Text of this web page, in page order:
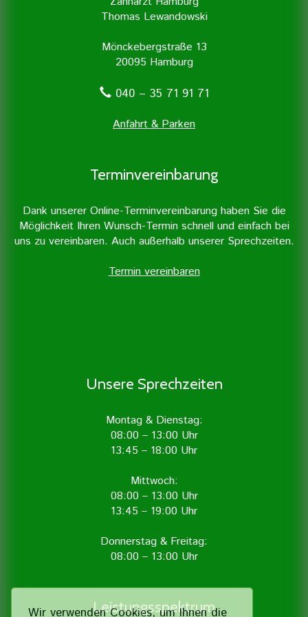
Wir verwenden Cookies, um Ihnen die
Thomas Lewandowski
Mönckebergstraße 13
20095 Hamburg
040 – 35 71 91 71
Anfahrt & Parken
Terminvereinbarung
Dank unserer Online-Terminvereinbarung haben Sie die
Möglichkeit Ihren Wunsch-Termin schnell und einfach bei
uns zu vereinbaren. Auch außerhalb unserer Sprechzeiten.
Termin vereinbaren
Unsere Sprechzeiten
Montag & Dienstag:
08:00 – 13:00 Uhr
13:45 – 18:00 Uhr
Mittwoch:
08:00 – 13:00 Uhr
13:45 – 19:00 Uhr
Donnerstag & Freitag:
08:00 – 13:00 Uhr
Leistungsspektrum